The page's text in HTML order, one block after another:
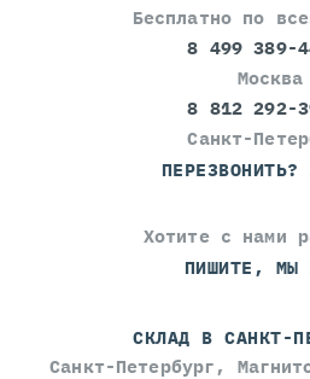
Бесплатно по
8 499 389-
Москва
8 812 292-
Санкт-
ПЕРЕЗВОНИТЬ?
Хотите с нами
ПИШИТЕ, МЫ
СКЛАД В САНКТ-
Санкт-Петербург,